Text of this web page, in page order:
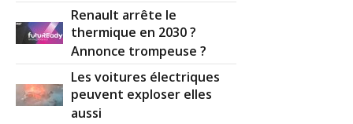
Renault arrête le
thermique en 2030 ?
Annonce trompeuse ?
Les voitures électriques
peuvent exploser elles
aussi